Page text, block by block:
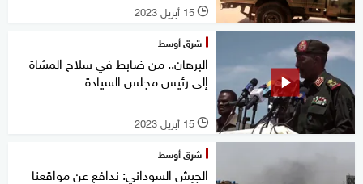
l 15 أبريل 2023
شرق أوسط
البرهان.. من ضابط في سلاح المشاة
إلى رئيس مجلس السيادة
l 15 أبريل 2023
شرق أوسط
الجيش السوداني: ندافع عن مواقعنا